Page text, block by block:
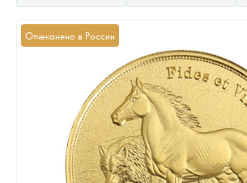
Отчеканено в России